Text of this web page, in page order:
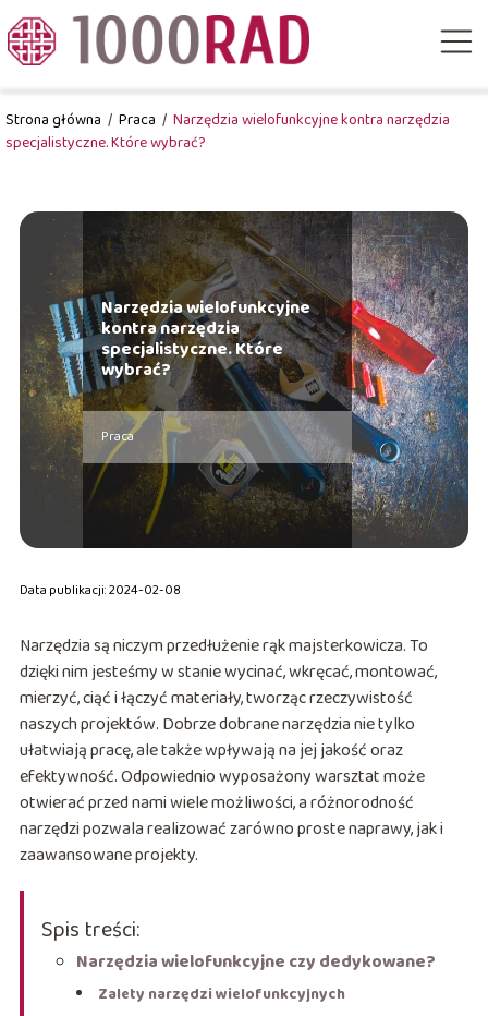
Strona główna / Praca / Narzędzia wielofunkcyjne kontra narzędzia
specjalistyczne. Które wybrać?
Narzędzia wielofunkcyjne
kontra narzędzia
specjalistyczne. Które
wybrać?
Praca
Data publikacji: 2024-02-08
Narzędzia są niczym przedłużenie rąk majsterkowicza. To
dzięki nim jesteśmy w stanie wycinać, wkręcać, montować,
mierzyć, ciąć i łączyć materiały, tworząc rzeczywistość
naszych projektów. Dobrze dobrane narzędzia nie tylko
ułatwiają pracę, ale także wpływają na jej jakość oraz
efektywność. Odpowiednio wyposażony warsztat może
otwierać przed nami wiele możliwości, a różnorodność
narzędzi pozwala realizować zarówno proste naprawy, jak i
zaawansowane projekty.
Spis treści:
Narzędzia wielofunkcyjne czy dedykowane?
Zalety narzędzi wielofunkcyjnych